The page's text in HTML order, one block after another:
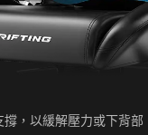
，以緩解壓力或下背部